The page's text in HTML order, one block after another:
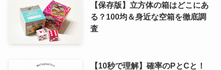
【保存版】立方体の箱はどこにあ
る？100均＆身近な空箱を徹底調
査
【10秒で理解】確率のPとCと！